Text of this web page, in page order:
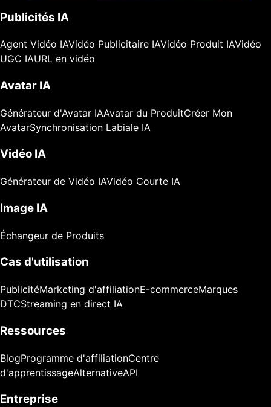
Publicités IA
Agent Vidéo IAVidéo Publicitaire IAVidéo Produit IAVidéo
UGC IAURL en vidéo
Avatar IA
Générateur d'Avatar IAAvatar du ProduitCréer Mon
AvatarSynchronisation Labiale IA
Vidéo IA
Générateur de Vidéo IAVidéo Courte IA
Image IA
Échangeur de Produits
Cas d'utilisation
PublicitéMarketing d'affiliationE-commerceMarques
DTCStreaming en direct IA
Ressources
BlogProgramme d'affiliationCentre
d'apprentissageAlternativeAPI
Entreprise